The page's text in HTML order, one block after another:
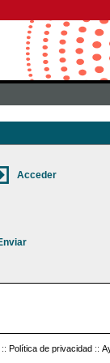
:: Política de privacidad ::